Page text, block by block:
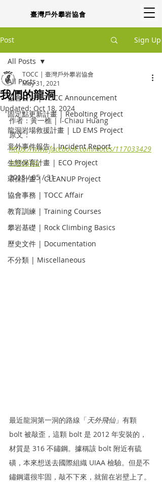
臺灣戶外攀岩協會
Post Sign Up
All Posts
協會公告 | TOCC Announcement
固定點更新計畫 | Rebolting Project
龍洞岩場救援計畫 | LD EMS Project
意外事件報告 | Incident Report
生態保育計畫 | ECO Project
環保計畫 | CLEANUP Project
協會事務 | TOCC Affair
教育訓練 | Training Courses
攀岩基礎 | Rock Climbing Basics
歷史文件 | Documentation
不分類 | Miscellaneous
All Posts
我們的龍洞
TOCC | 臺灣戶外攀岩協會
May 31, 2021
Updated: Oct 18, 2024
作者：黃一樵 | I-Chiau Huang
原文：
https://www.facebook.com/notes/117033429
0030584/
2018 / 05 / 31
最近龍洞第一洞的路線「天外飛仙」有顆
bolt 被敲歪，這顆 bolt 是 2012 年安裝的，
材質是 316 不鏽鋼。據稱該 bolt 附近有硫
磺，本來想送去國際組織 UIAA 檢驗。但是不
鏽鋼還很牢固，敲不下來，就留在岩壁上了。